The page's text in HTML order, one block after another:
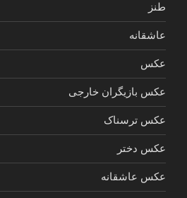
طنز
عاشقانه
عکس
عکس بازیگران خارجی
عکس ترسناک
عکس دختر
عکس عاشقانه